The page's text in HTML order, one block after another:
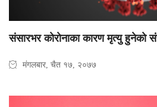
संसारभर काेराेनाका कारण मृत्यु हुनेकाे
मंगलबार, चैत १७, २०७७